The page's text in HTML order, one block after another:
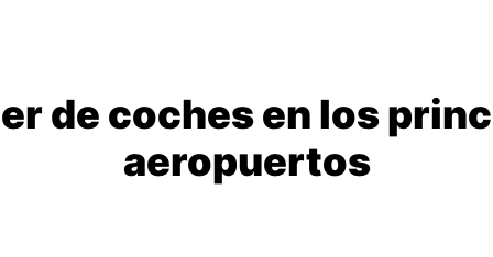
de coches en los
aeropuertos